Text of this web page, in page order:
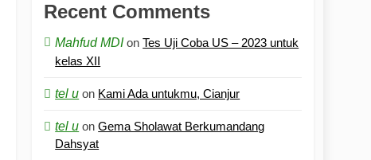
Recent Comments
Mahfud MDIonTes Uji Coba US – 2023 untuk
kelas XII
tel u on Kami Ada untukmu, Cianjur
tel u onGema Sholawat Berkumandang
Dahsyat